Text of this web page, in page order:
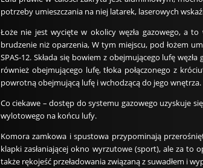
potrzeby umieszczania na niej latarek, laserowych
Łoże nie jest wycięte w okolicy węzła gazowego, a
brudzenie niż oparzenia, W tym miejscu, pod łożem
SPAS-12. Składa się bowiem z obejmującego lufę
również obejmującego lufę, tłoka połączonego z
powrotną obejmującą lufę i wchodzącą do jego wnętrza.
Co ciekawe – dostęp do systemu gazowego uzyskuje
wylotowego na końcu lufy.
Komora zamkowa i spustowa przypominają
klapki zasłaniającej okno wyrzutowe (sport), ale za to
także rękojeść przeładowania związaną z suwadłem i